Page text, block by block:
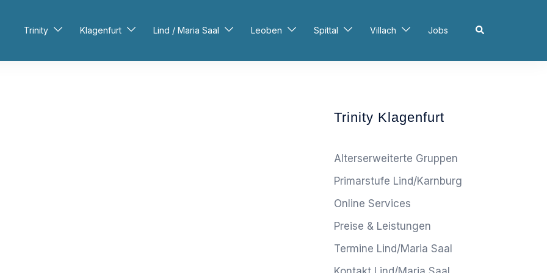
Trinity Klagenfurt Lind / Maria Saal Leoben Spittal Villach Jobs Search
Trinity Klagenfurt
Alterserweiterte Gruppen
Primarstufe Lind/Karnburg
Online Services
Preise & Leistungen
Termine Lind/Maria Saal